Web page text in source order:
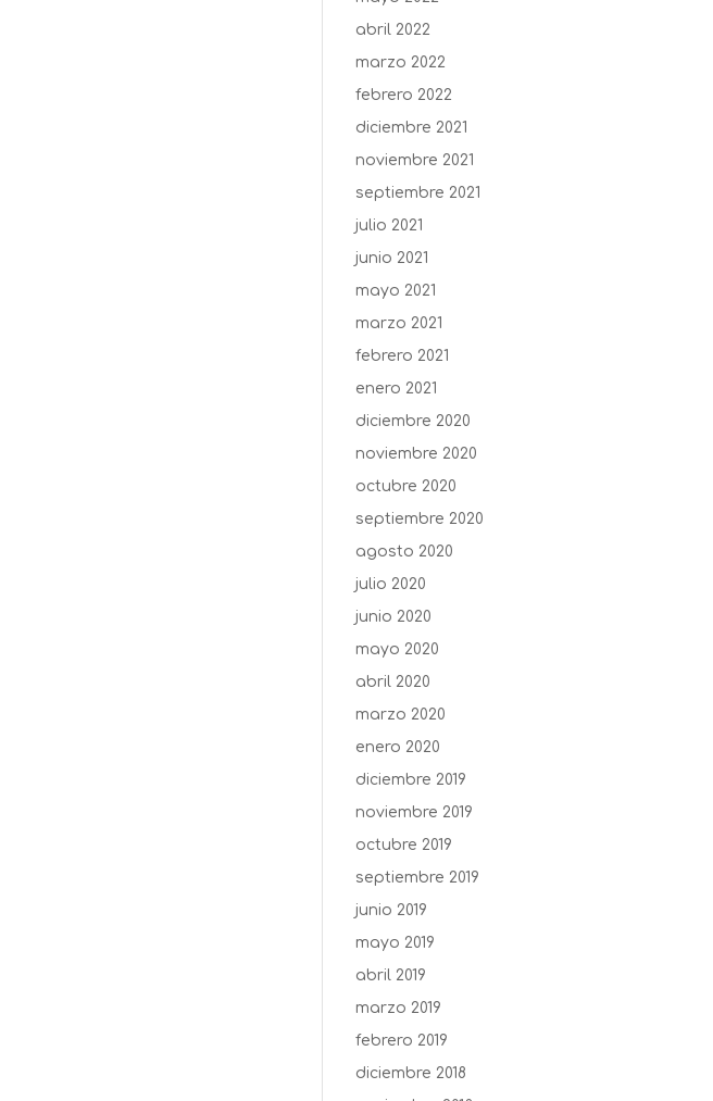
abril 2022
marzo 2022
febrero 2022
diciembre 2021
noviembre 2021
septiembre 2021
julio 2021
junio 2021
mayo 2021
marzo 2021
febrero 2021
enero 2021
diciembre 2020
noviembre 2020
octubre 2020
septiembre 2020
agosto 2020
julio 2020
junio 2020
mayo 2020
abril 2020
marzo 2020
enero 2020
diciembre 2019
noviembre 2019
octubre 2019
septiembre 2019
junio 2019
mayo 2019
abril 2019
marzo 2019
febrero 2019
diciembre 2018